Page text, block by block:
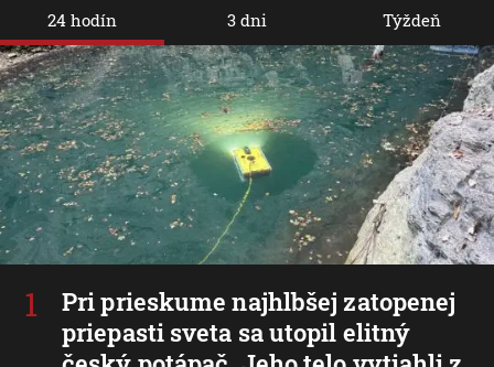
24 hodín
Pri prieskume najhlbšej zatopenej
priepasti sveta sa utopil elitný
3 dni Týždeň